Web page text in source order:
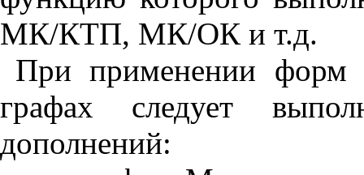
МК/КТП, МК/ОК и т.д.
При применении
графах следует
дополнений: